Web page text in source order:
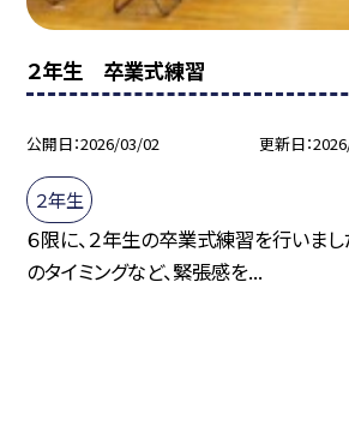
２年生 卒業式練習
公開日 2026/03/02 更新日
２年生
６限に、２年生の卒業式練習を行いまし
のタイミングなど、緊張感を...